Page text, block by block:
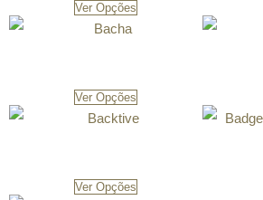
Ver Opções
Ver Opções
Ver Opções